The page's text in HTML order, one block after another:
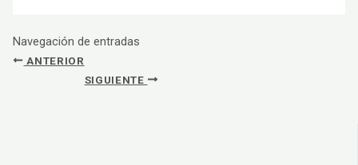
Navegación de entradas
ANTERIOR
SIGUIENTE